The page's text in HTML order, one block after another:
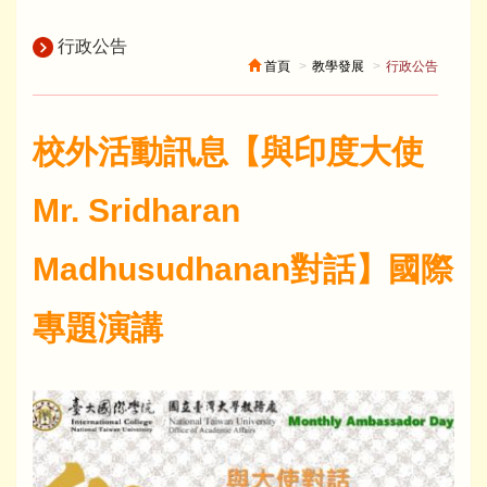
行政公告
首頁 教學發展 行政公告
校外活動訊息【與印度大使
Mr. Sridharan
Madhusudhanan對話】國際
專題演講